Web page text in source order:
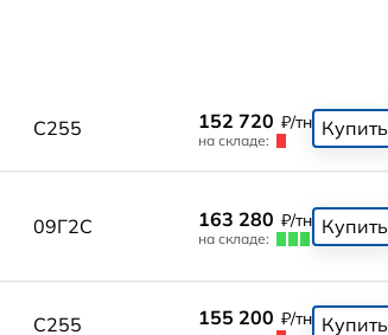
С255 152 720 ₽/тн
на складе:
Купить
09Г2С 163 280 ₽/тн
на складе:
Купить
С255 155 200 ₽/тн Купить